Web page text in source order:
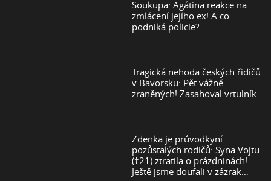
Soukupa: Agátina reakce na
zmlácení jejího ex! A co
podniká policie?
Tragická nehoda českých řidičů
v Bavorsku: Pět vážně
zraněných! Zasahoval vrtulník
Zdenka je průvodkyní
pozůstalých rodičů: Syna Vojtu
(†21) ztratila o prázdninách!
Ještě jsme doufali v zázrak…